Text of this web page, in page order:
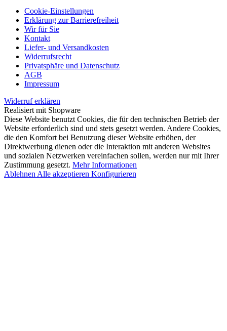
Cookie-Einstellungen
Erklärung zur Barrierefreiheit
Wir für Sie
Kontakt
Liefer- und Versandkosten
Widerrufsrecht
Privatsphäre und Datenschutz
AGB
Impressum
Widerruf erklären
Realisiert mit Shopware
Diese Website benutzt Cookies, die für den technischen Betrieb der
Website erforderlich sind und stets gesetzt werden. Andere Cookies,
die den Komfort bei Benutzung dieser Website erhöhen, der
Direktwerbung dienen oder die Interaktion mit anderen Websites
und sozialen Netzwerken vereinfachen sollen, werden nur mit Ihrer
Zustimmung gesetzt. Mehr Informationen
Ablehnen Alle akzeptieren Konfigurieren